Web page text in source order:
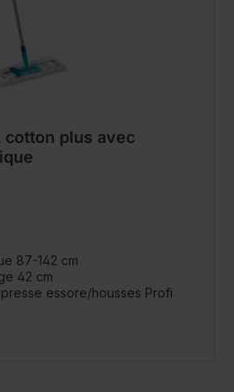
cotton plus avec
87-142 cm
42 cm
essore/housses Profi